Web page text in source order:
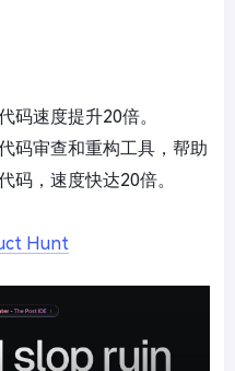
码速度提升20倍。
码审查和重构工具，帮助
码，速度快达20倍。
Hunt